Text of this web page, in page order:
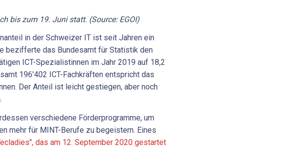
bis zum 19. Juni statt. (Source: EGOI)
in der Schweizer IT ist seit Jahren ein
bezifferte das Bundesamt für Statistik den
ICT-Spezialistinnen im Jahr 2019 auf 18,2
196'402 ICT-Fachkräften entspricht das
Der Anteil ist leicht gestiegen, aber noch
verschiedene Förderprogramme, um
mehr für MINT-Berufe zu begeistern. Eines
das am 12. September 2020 gestartet